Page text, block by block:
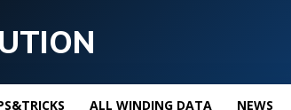
ALL WINDING DATA NEWS